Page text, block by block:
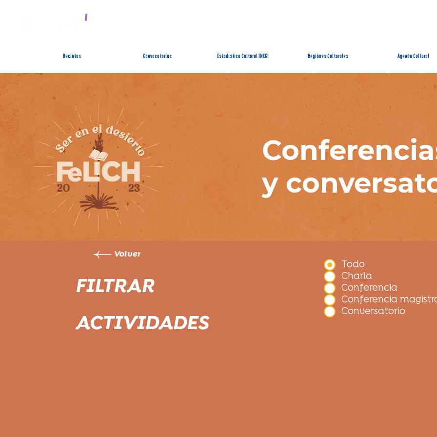
Recintos Convocatorias Estadística Cultural INEGI Regiónes Culturales Agenda Cultural
y
Volver
FILTRAR
ACTIVIDADES
Todo
Charla
Conferencia
Conferencia
Conversatorio